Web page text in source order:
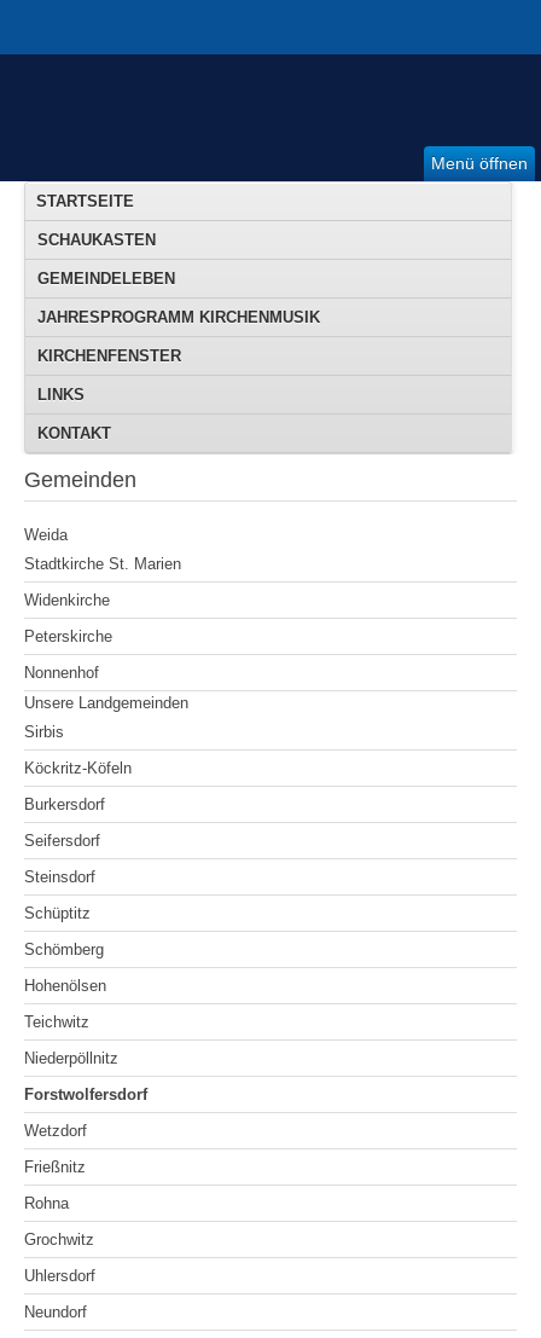
Menü öffnen
STARTSEITE
SCHAUKASTEN
GEMEINDELEBEN
JAHRESPROGRAMM KIRCHENMUSIK
KIRCHENFENSTER
LINKS
KONTAKT
Gemeinden
Weida
Stadtkirche St. Marien
Widenkirche
Peterskirche
Nonnenhof
Unsere Landgemeinden
Sirbis
Köckritz-Köfeln
Burkersdorf
Seifersdorf
Steinsdorf
Schüptitz
Schömberg
Hohenölsen
Teichwitz
Niederpöllnitz
Forstwolfersdorf
Wetzdorf
Frießnitz
Rohna
Grochwitz
Uhlersdorf
Neundorf